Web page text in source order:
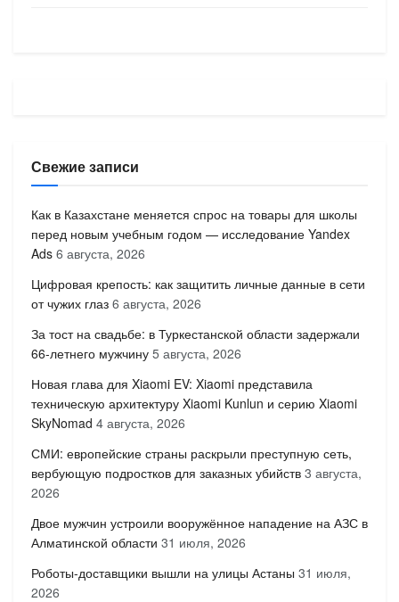
Свежие записи
Как в Казахстане меняется спрос на товары для школы
перед новым учебным годом — исследование Yandex
Ads 6 августа, 2026
Цифровая крепость: как защитить личные данные в сети
от чужих глаз 6 августа, 2026
За тост на свадьбе: в Туркестанской области задержали
66-летнего мужчину 5 августа, 2026
Новая глава для Xiaomi EV: Xiaomi представила
техническую архитектуру Xiaomi Kunlun и серию Xiaomi
SkyNomad 4 августа, 2026
СМИ: европейские страны раскрыли преступную сеть,
вербующую подростков для заказных убийств 3 августа,
2026
Двое мужчин устроили вооружённое нападение на АЗС в
Алматинской области 31 июля, 2026
Роботы-доставщики вышли на улицы Астаны 31 июля,
2026